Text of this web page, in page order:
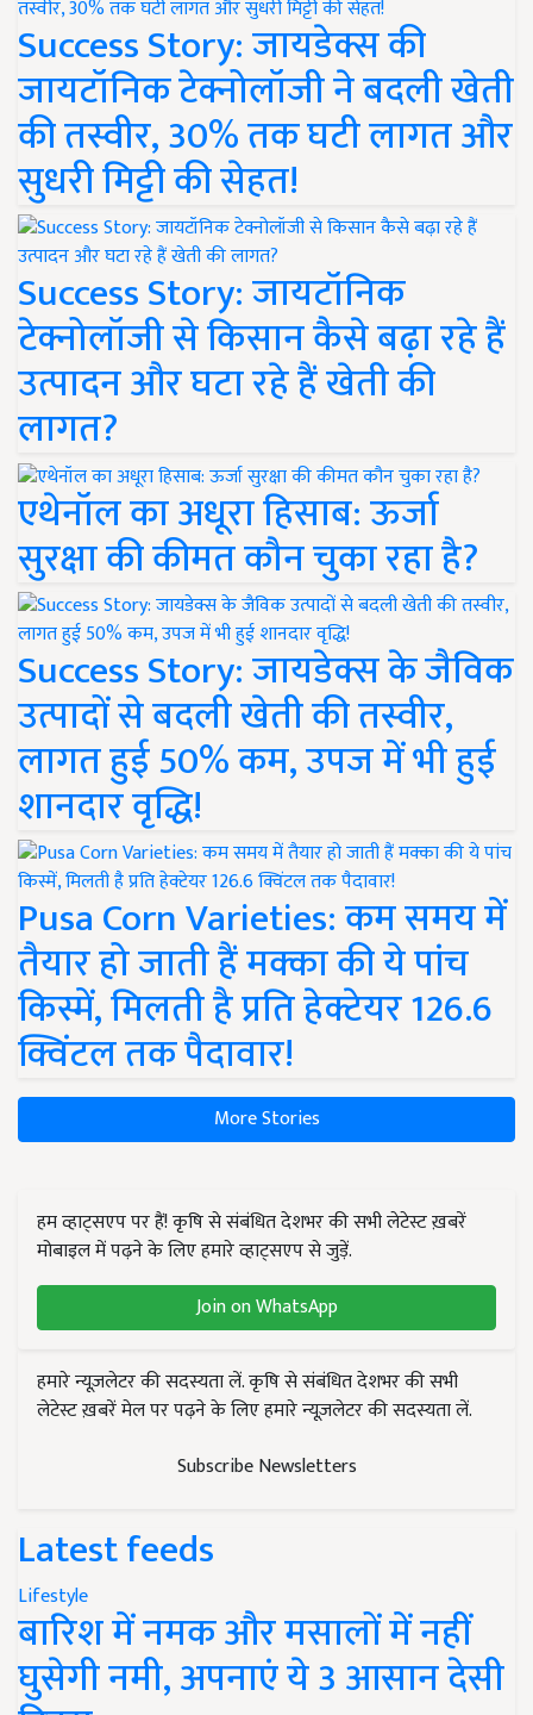
Success Story: जायडेक्स की
जायटॉनिक टेक्नोलॉजी ने बदली खेती
की तस्वीर, 30% तक घटी लागत और
सुधरी मिट्टी की सेहत!
Success Story: जायटॉनिक
टेक्नोलॉजी से किसान कैसे बढ़ा रहे हैं
उत्पादन और घटा रहे हैं खेती की
लागत?
एथेनॉल का अधूरा हिसाब: ऊर्जा
सुरक्षा की कीमत कौन चुका रहा है?
Success Story: जायडेक्स के जैविक
उत्पादों से बदली खेती की तस्वीर,
लागत हुई 50% कम, उपज में भी हुई
शानदार वृद्धि!
Pusa Corn Varieties: कम समय में
तैयार हो जाती हैं मक्का की ये पांच
किस्में, मिलती है प्रति हेक्टेयर 126.6
क्विंटल तक पैदावार!
More Stories
हम व्हाट्सएप पर हैं! कृषि से संबंधित देशभर की सभी लेटेस्ट ख़बरें
मोबाइल में पढ़ने के लिए हमारे व्हाट्सएप से जुड़ें.
Join on WhatsApp
हमारे न्यूज़लेटर की सदस्यता लें. कृषि से संबंधित देशभर की सभी
लेटेस्ट ख़बरें मेल पर पढ़ने के लिए हमारे न्यूज़लेटर की सदस्यता लें.
Subscribe Newsletters
Latest feeds
Lifestyle
बारिश में नमक और मसालों में नहीं
घुसेगी नमी, अपनाएं ये 3 आसान देसी